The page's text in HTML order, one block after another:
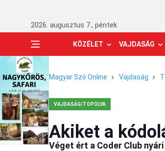
2026. augusztus 7., péntek
KÖZÉLET VAJDASÁG
Magyar Szó Online Vajdaság
VAJDASÁG/TOPOLYA
Akiket a
Véget ért a Coder Club